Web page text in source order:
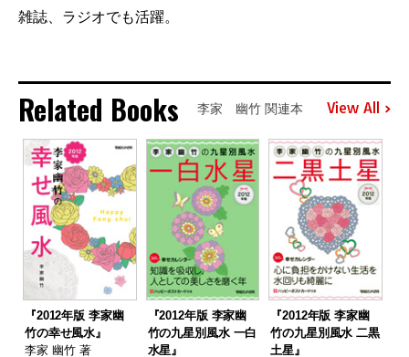
雑誌、ラジオでも活躍。
Related Books 李家 幽竹 関連本 View All
『2012年版 李家幽
竹の幸せ風水』
李家 幽竹 著
『2012年版 李家幽
竹の九星別風水 一白
水星』
『2012年版 李家幽
竹の九星別風水 二黒
土星』